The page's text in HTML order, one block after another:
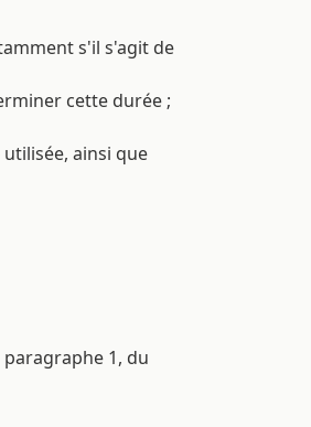
s'il s'agit de
cette durée ;
ainsi que
1, du